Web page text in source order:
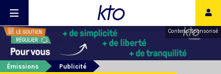
Contenu sponsorisé
Émissions
Publicité